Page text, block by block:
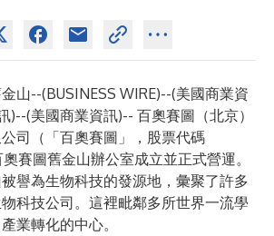
山--(BUSINESS WIRE)--(美國商業資
)--(美國商業資訊)-- 百奧賽圖（北京）
司（「百奧賽圖」，股票代碼
賽圖舊金山辦公室成立並正式營運。
譽為生物科技的發源地，彙聚了許多
科技公司。這裡毗鄰多所世界一流學
業轉化的中心。